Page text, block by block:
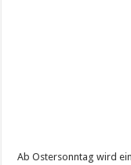
Ab Ostersonntag wird